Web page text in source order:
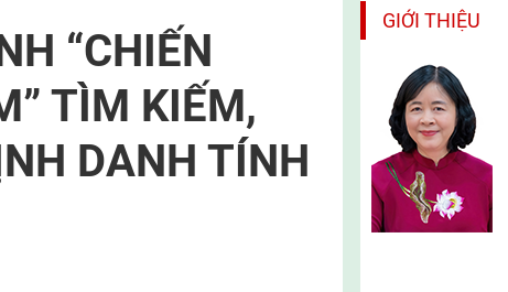
trận
“CHIẾN
TÌM KIẾM,
DANH TÍNH
GIỚI THIỆU